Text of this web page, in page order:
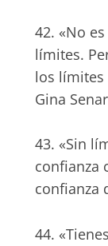
42. «No
límites.
los límites
Gina
43. «Sin
confianza
confianza
44.